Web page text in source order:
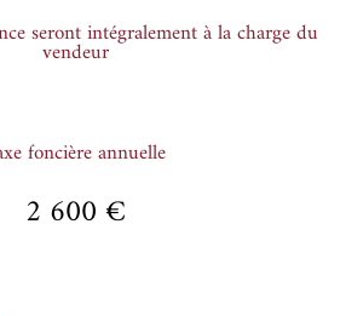
seront intégralement à la charge du
vendeur
foncière annuelle
2 600 €